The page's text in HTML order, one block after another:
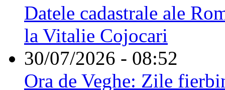
Datele cadastrale ale
la Vitalie Cojocari
30/07/2026 - 08:52
Ora de Veghe: Zile